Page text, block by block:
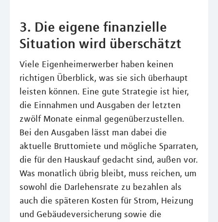
3. Die eigene finanzielle
Situation wird überschätzt
Viele Eigenheimerwerber haben keinen
richtigen Überblick, was sie sich überhaupt
leisten können. Eine gute Strategie ist hier,
die Einnahmen und Ausgaben der letzten
zwölf Monate einmal gegenüberzustellen.
Bei den Ausgaben lässt man dabei die
aktuelle Bruttomiete und mögliche Sparraten,
die für den Hauskauf gedacht sind, außen vor.
Was monatlich übrig bleibt, muss reichen, um
sowohl die Darlehensrate zu bezahlen als
auch die späteren Kosten für Strom, Heizung
und Gebäudeversicherung sowie die